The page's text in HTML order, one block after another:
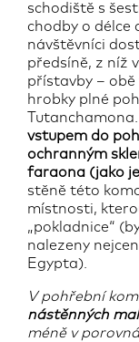
schodiště s
chodby o délce
návštěvníci
předsíně, z níž
přístavby –
hrobky plné
Tutanchamona.
vstupem do
ochranným
faraona (jako
stěně této
místnosti,
„pokladnice“
nalezeny
Egypta).
V pohřební
nástěnných
méně v